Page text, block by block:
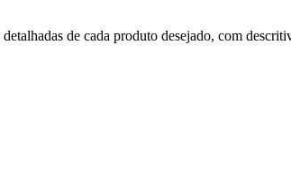
de cada produto desejado, com